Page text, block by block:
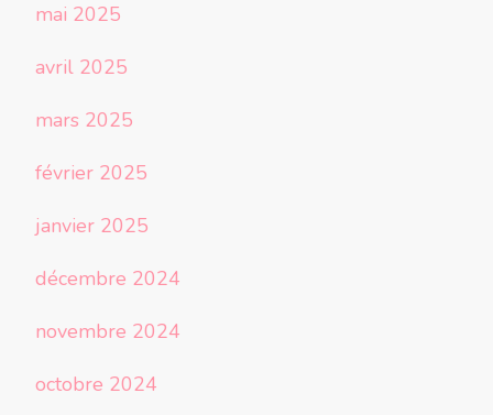
mai 2025
avril 2025
mars 2025
février 2025
janvier 2025
décembre 2024
novembre 2024
octobre 2024